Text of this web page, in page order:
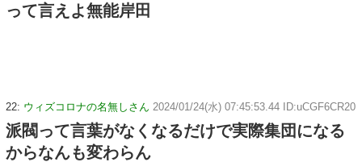
って言えよ無能岸田
22: ウィズコロナの名無しさん 2024/01/24(水) 07:45:53.44 ID:uCGF6CR20
派閥って言葉がなくなるだけで実際集団になる
からなんも変わらん